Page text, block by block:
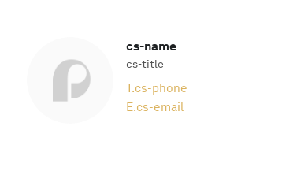
cs-name
cs-title
T.cs-phone
E.cs-email